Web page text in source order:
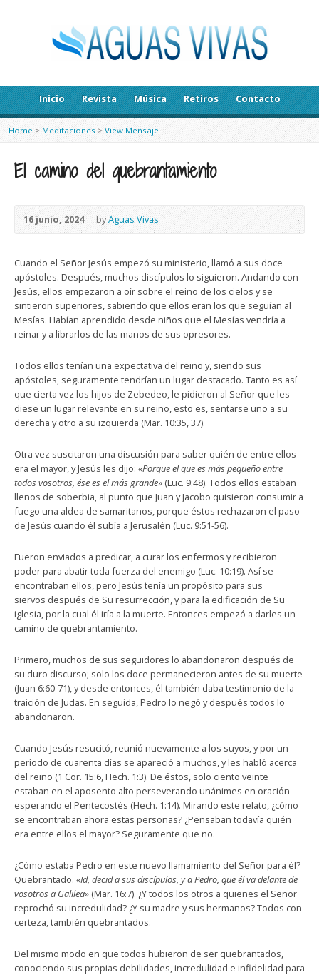
Inicio Revista Música Retiros Contacto
Home > Meditaciones> View Mensaje
El camino del quebrantamiento
16 junio, 2024 byAguas Vivas
Cuando el Señor Jesús empezó su ministerio, llamó a sus doce
apóstoles. Después, muchos discípulos lo siguieron. Andando con
Jesús, ellos empezaron a oír sobre el reino de los cielos y se
sintieron superiores, sabiendo que ellos eran los que seguían al
Mesías. Habían aprendido desde niños que el Mesías vendría a
reinar y a librarlos de las manos de sus opresores.
Todos ellos tenían una expectativa del reino y, siendo sus
apóstoles, seguramente tendrían un lugar destacado. Tanto es así
que cierta vez los hijos de Zebedeo, le pidieron al Señor que les
diese un lugar relevante en su reino, esto es, sentarse uno a su
derecha y otro a su izquierda (Mar. 10:35, 37).
Otra vez suscitaron una discusión para saber quién de entre ellos
era el mayor, y Jesús les dijo: «Porque el que es más pequeño entre
todos vosotros, ése es el más grande» (Luc. 9:48). Todos ellos estaban
llenos de soberbia, al punto que Juan y Jacobo quisieron consumir a
fuego una aldea de samaritanos, porque éstos rechazaron el paso
de Jesús cuando él subía a Jerusalén (Luc. 9:51-56).
Fueron enviados a predicar, a curar los enfermos y recibieron
poder para abatir toda fuerza del enemigo (Luc. 10:19). Así se
encontraban ellos, pero Jesús tenía un propósito para sus
siervos después de Su resurrección, y para la edificación de Su
iglesia, por la cual él iría a la muerte. Entonces empezó a darles un
camino de quebrantamiento.
Primero, muchos de sus seguidores lo abandonaron después de
su duro discurso; solo los doce permanecieron antes de su muerte
(Juan 6:60-71), y desde entonces, él también daba testimonio de la
traición de Judas. En seguida, Pedro lo negó y después todos lo
abandonaron.
Cuando Jesús resucitó, reunió nuevamente a los suyos, y por un
período de cuarenta días se apareció a muchos, y les habló acerca
del reino (1 Cor. 15:6, Hech. 1:3). De éstos, solo ciento veinte
estaban en el aposento alto perseverando unánimes en oración
esperando el Pentecostés (Hech. 1:14). Mirando este relato, ¿cómo
se encontraban ahora estas personas? ¿Pensaban todavía quién
era entre ellos el mayor? Seguramente que no.
¿Cómo estaba Pedro en este nuevo llamamiento del Señor para él?
Quebrantado. «Id, decid a sus discípulos, y a Pedro, que él va delante de
vosotros a Galilea» (Mar. 16:7). ¿Y todos los otros a quienes el Señor
reprochó su incredulidad? ¿Y su madre y sus hermanos? Todos con
certeza, también quebrantados.
Del mismo modo en que todos hubieron de ser quebrantados,
conociendo sus propias debilidades, incredulidad e infidelidad para